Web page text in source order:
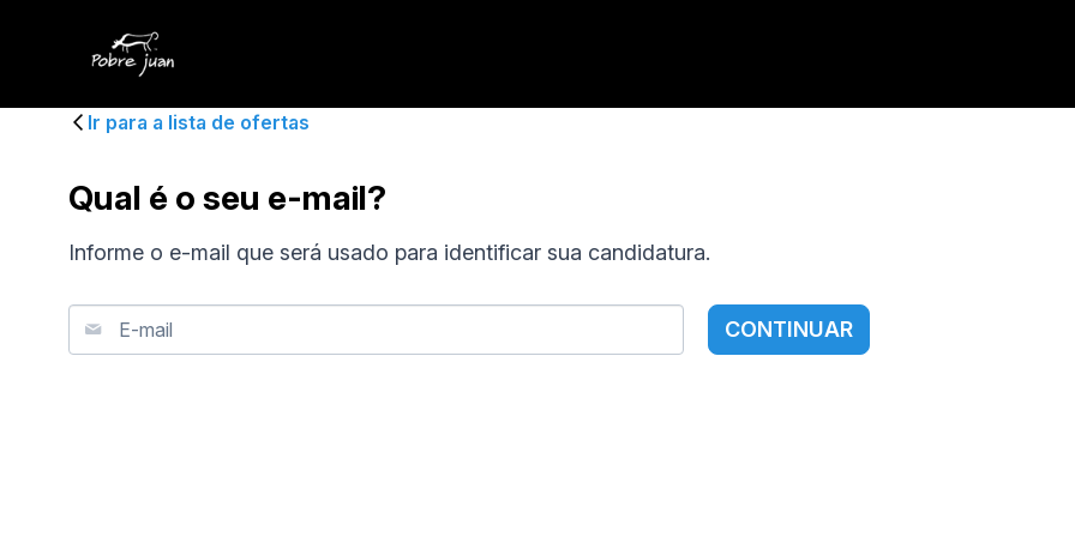
Ir para a lista de ofertas
Qual é o seu e-mail?
Informe o e-mail que será usado para identificar sua candidatura.
E-mail CONTINUAR